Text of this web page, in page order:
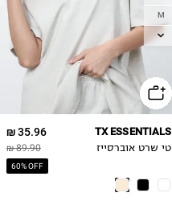
M
L
35.96 ₪
89.90 ₪
60% OFF
TX ESSENTIALS
טי שרט אוברסייז